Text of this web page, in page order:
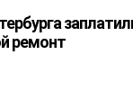
ремонт